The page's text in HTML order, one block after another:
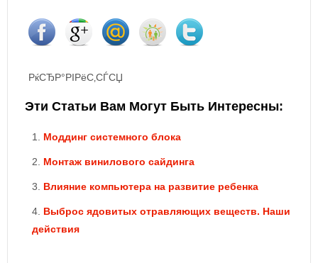
РќСЂР°РІРёС‚СЃСЏ
Эти Статьи Вам Могут Быть Интересны:
Моддинг системного блока
Монтаж винилового сайдинга
Влияние компьютера на развитие ребенка
Выброс ядовитых отравляющих веществ. Наши
действия